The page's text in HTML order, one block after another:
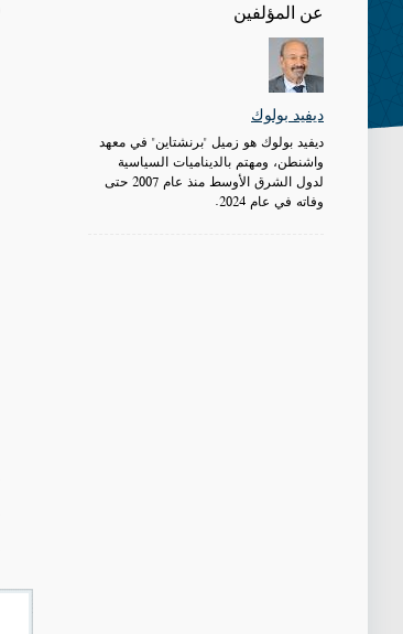
عن المؤلفين
ديفيد بولوك
ديفيد بولوك هو زميل "برنشتاين" في معهد
واشنطن، ومهتم بالديناميات السياسية
لدول الشرق الأوسط منذ عام 2007 حتى
وفاته في عام 2024.